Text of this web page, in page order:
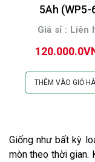
5Ah (WP5-
Giá sỉ : Liên
THÊM VÀO GIỎ
Giống như bất kỳ
mòn theo thời gian.